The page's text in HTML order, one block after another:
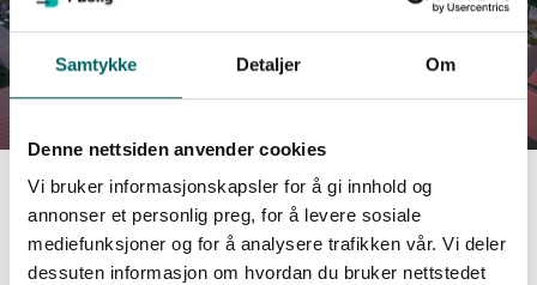
Samtykke Detaljer Om
Denne nettsiden anvender cookies
Vi bruker informasjonskapsler for å gi innhold og
annonser et personlig preg, for å levere sosiale
mediefunksjoner og for å analysere trafikken vår. Vi deler
dessuten informasjon om hvordan du bruker nettstedet
LEILIGHET 27-45